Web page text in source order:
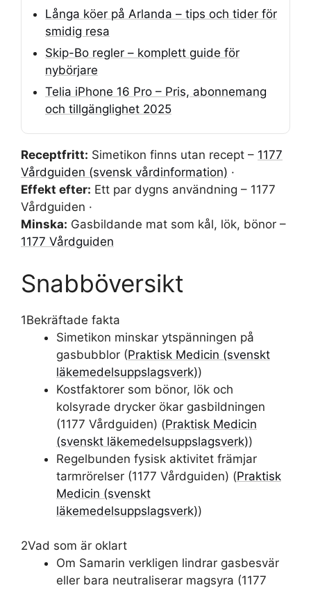
Långa köer på Arlanda – tips och tider för
smidig resa
Skip-Bo regler – komplett guide för
nybörjare
Telia iPhone 16 Pro – Pris, abonnemang
och tillgänglighet 2025
Receptfritt: Simetikon finns utan recept – 1177
Vårdguiden (svensk vårdinformation) ·
Effekt efter: Ett par dygns användning – 1177
Vårdguiden ·
Minska: Gasbildande mat som kål, lök, bönor –
1177 Vårdguiden
Snabböversikt
1Bekräftade fakta
Simetikon minskar ytspänningen på
gasbubblor (Praktisk Medicin (svenskt
läkemedelsuppslagsverk))
Kostfaktorer som bönor, lök och
kolsyrade drycker ökar gasbildningen
(1177 Vårdguiden) (Praktisk Medicin
(svenskt läkemedelsuppslagsverk))
Regelbunden fysisk aktivitet främjar
tarmrörelser (1177 Vårdguiden) (Praktisk
Medicin (svenskt
läkemedelsuppslagsverk))
2Vad som är oklart
Om Samarin verkligen lindrar gasbesvär
eller bara neutraliserar magsyra (1177